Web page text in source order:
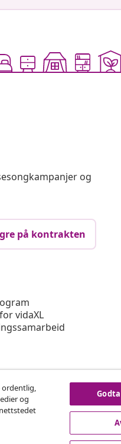
og
på kontrakten
vidaXL
ordentlig,
og